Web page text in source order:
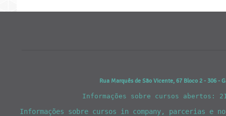
Rua Marquês de São Vicente, 67 Bloco 2 - 306 -
Informações sobre cursos abertos:
Informações sobre cursos in company, parcerias e